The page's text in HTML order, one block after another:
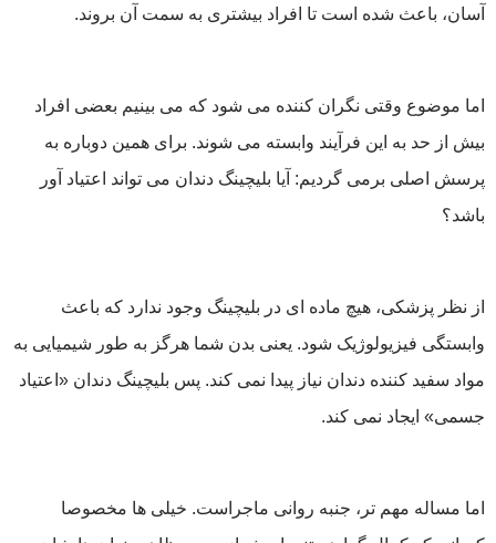
آسان، باعث شده است تا افراد بیشتری به سمت آن بروند.
اما موضوع وقتی نگران ‌کننده می ‌شود که می ‌بینیم بعضی افراد
بیش از حد به این فرآیند وابسته می‌ شوند. برای همین دوباره به
پرسش اصلی برمی‌ گردیم: آیا بلیچینگ دندان می تواند اعتیاد آور
باشد؟
از نظر پزشکی، هیچ ماده ‌ای در بلیچینگ وجود ندارد که باعث
وابستگی فیزیولوژیک شود. یعنی بدن شما هرگز به ‌طور شیمیایی به
مواد سفید کننده دندان نیاز پیدا نمی ‌کند. پس بلیچینگ دندان «اعتیاد
جسمی» ایجاد نمی ‌کند.
اما مساله مهم ‌تر، جنبه روانی ماجراست. خیلی‌ ها مخصوصا